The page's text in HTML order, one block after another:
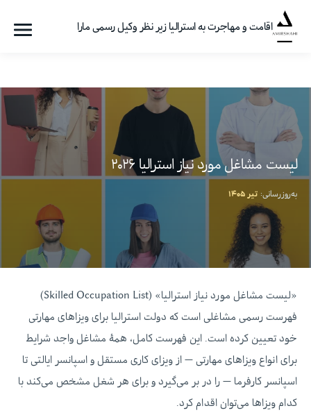
اقامت و مهاجرت به استرالیا زیر نظر وکیل رسمی مارا
لیست مشاغل مورد نیاز استرالیا ۲۰۲۶
به‌روزرسانی: تیر ۱۴۰۵
«لیست مشاغل مورد نیاز استرالیا» (Skilled Occupation List)
فهرست رسمی مشاغلی است که دولت استرالیا برای ویزاهای مهارتی
خود تعیین کرده است. این فهرست کامل، همهٔ مشاغل واجد شرایط
برای انواع ویزاهای مهارتی — از ویزای کاری مستقل و اسپانسر ایالتی تا
اسپانسر کارفرما — را در بر می‌گیرد و برای هر شغل مشخص می‌کند با
کدام ویزاها می‌توان اقدام کرد.